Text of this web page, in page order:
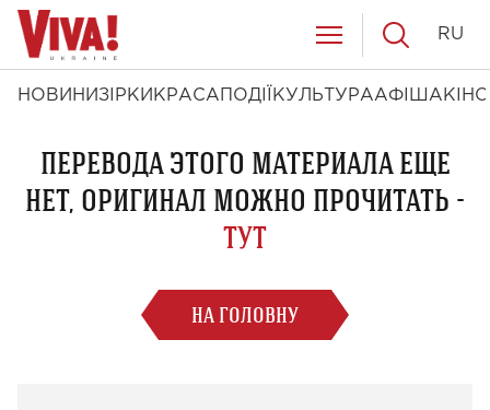
НОВИНИ ЗІРКИ КРАСА ПОДІЇ КУЛЬТУРААФІША КІНО
RU
ПЕРЕВОДА ЭТОГО МАТЕРИАЛА ЕЩЕ
НЕТ, ОРИГИНАЛ МОЖНО ПРОЧИТАТЬ -
ТУТ
НА ГОЛОВНУ